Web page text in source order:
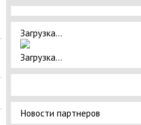
Загрузка...
Загрузка...
Новости партнеров